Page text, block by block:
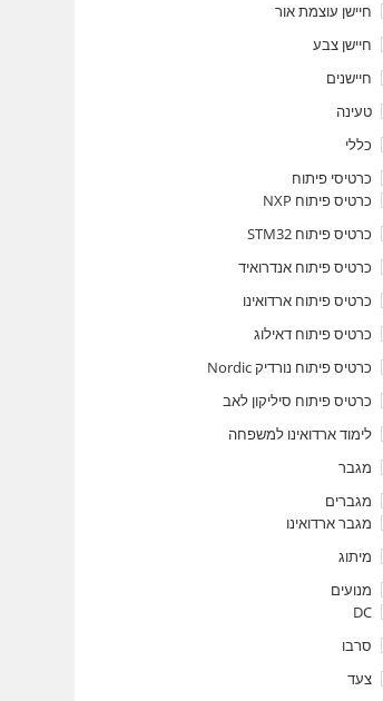
חיישן עוצמת אור
חיישן צבע
חיישנים
טעינה
כללי
כרטיסי פיתוח
כרטיס פיתוח NXP
כרטיס פיתוח STM32
כרטיס פיתוח אנדרואיד
כרטיס פיתוח ארדואינו
כרטיס פיתוח דאילוג
כרטיס פיתוח נורדיק Nordic
כרטיס פיתוח סיליקון לאב
לימוד ארדואינו למשפחה
מגבר
מגברים
מגבר ארדואינו
מיתוג
מנועים
DC
סרבו
צעד